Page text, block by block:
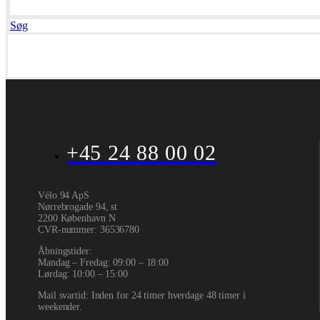
Søg
+45 24 88 00 02
Vélo 94 ApS
Nørrebrogade 94, st
2200 København N
CVR-nummer: 36536780
Åbningstider:
Mandag – Fredag: 09:00 – 18:00
Lørdag: 10:00 – 15:00
Mail svartid: Inden for 24 timer hverdage 48 timer i
weekender.